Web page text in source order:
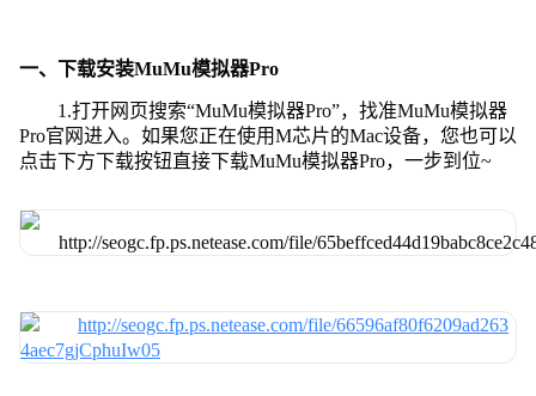
一、下载安装MuMu模拟器Pro
1.打开网页搜索“MuMu模拟器Pro”，找准MuMu模拟器
Pro官网进入。如果您正在使用M芯片的Mac设备，您也可以
点击下方下载按钮直接下载MuMu模拟器Pro，一步到位~